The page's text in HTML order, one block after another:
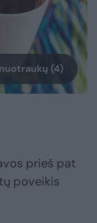
(4)
prieš pat
poveikis